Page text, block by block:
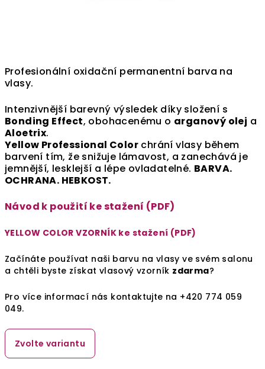
Profesionální oxidační permanentní barva na
vlasy.
Intenzivnější barevný výsledek díky složení s
Bonding Effect, obohacenému o arganový olej a
Aloetrix.
Yellow Professional Color chrání vlasy během
barvení tím, že snižuje lámavost, a zanechává je
jemnější, lesklejší a lépe ovladatelné. BARVA.
OCHRANA. HEBKOST.
Návod k použití ke stažení (PDF)
YELLOW COLOR VZORNÍK ke stažení (PDF)
Začínáte používat naši barvu na vlasy ve svém salonu
a chtěli byste získat vlasový vzorník zdarma?
Pro více informací nás kontaktujte na +420 774 059
049.
Zvolte variantu